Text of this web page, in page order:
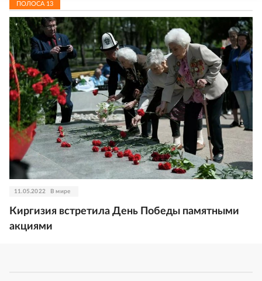
ПОЛОСА 13
11.05.2022 В мире
Киргизия встретила День Победы памятными
акциями